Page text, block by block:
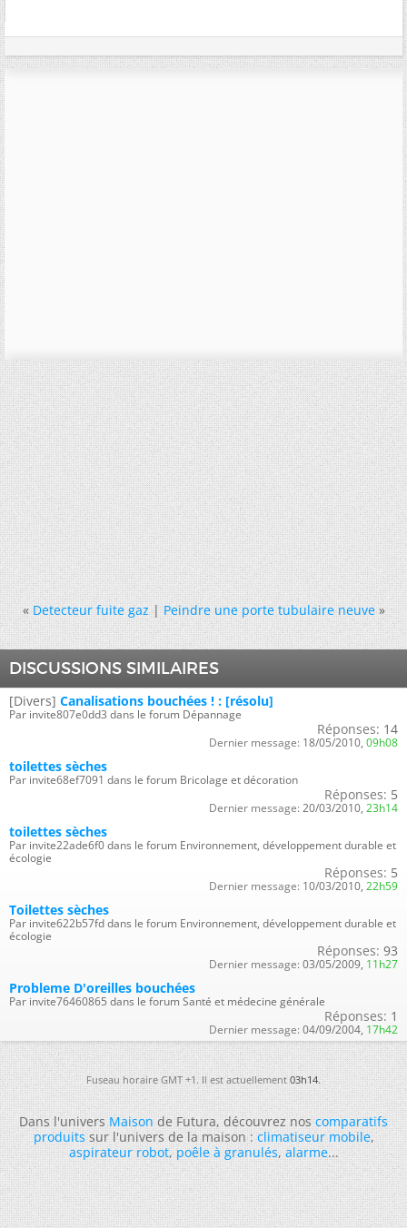
« Detecteur fuite gaz|Peindre une porte tubulaire neuve »
DISCUSSIONS SIMILAIRES
[Divers] Canalisations bouchées ! : [résolu]
Par invite807e0dd3 dans le forum Dépannage
Réponses: 14
Dernier message: 18/05/2010, 09h08
toilettes sèches
Par invite68ef7091 dans le forum Bricolage et décoration
Réponses: 5
Dernier message: 20/03/2010, 23h14
toilettes sèches
Par invite22ade6f0 dans le forum Environnement, développement durable et
écologie
Réponses: 5
Dernier message: 10/03/2010, 22h59
Toilettes sèches
Par invite622b57fd dans le forum Environnement, développement durable et
écologie
Réponses: 93
Dernier message: 03/05/2009, 11h27
Probleme D'oreilles bouchées
Par invite76460865 dans le forum Santé et médecine générale
Réponses: 1
Dernier message: 04/09/2004, 17h42
Fuseau horaire GMT +1. Il est actuellement03h14.
Dans l'universMaisonde Futura, découvrez noscomparatifs
produitssur l'univers de la maison :climatiseur mobile,
aspirateur robot,poêle à granulés,alarme...